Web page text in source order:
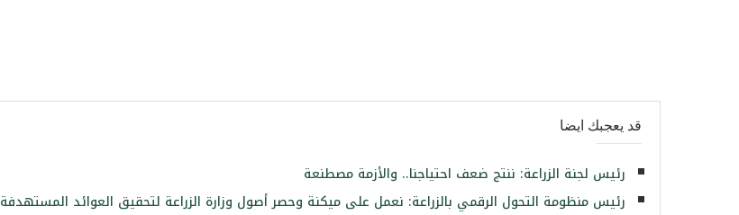
قد يعجبك ايضا
رئيس لجنة الزراعة: ننتج ضعف احتياجنا.. والأزمة مصطنعة
رئيس منظومة التحول الرقمي بالزراعة: نعمل على ميكنة وحصر أصول وزارة الزراعة لتحقيق العوائد المستهدفة